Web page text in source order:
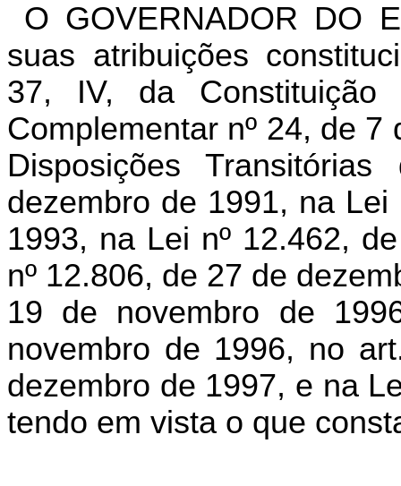
O GOVERNADOR DO
suas atribuições
37, IV, da
Complementar nº 24, de 7
Disposições
dezembro de 1991, na
1993, na Lei nº 12.462,
nº 12.806, de 27 de
19 de novembro de
novembro de 1996, no
dezembro de 1997, e na
tendo em vista o que